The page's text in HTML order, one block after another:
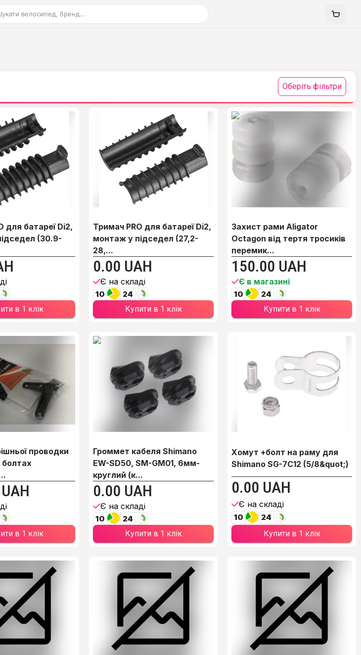
велосипед, бренд…
Оберіть фільтри
для батареї Di2,
(30.9-
в 1 клік
Тримач PRO для батареї Di2,
монтаж у підседел (27,2-
28,...
0.00 UAH
Є на складі
10
24
Купити в 1 клік
Захист рами Aligator
Octagon від тертя тросиків
перемик...
150.00 UAH
Є в магазині
10
24
Купити в 1 клік
проводки
в 1 клік
Громмет кабеля Shimano
EW-SD50, SM-GM01, 6мм-
круглий (к...
0.00 UAH
Є на складі
10
24
Купити в 1 клік
Хомут +болт на раму для
Shimano SG-7C12 (5/8&quot;)
0.00 UAH
Є на складі
10
24
Купити в 1 клік